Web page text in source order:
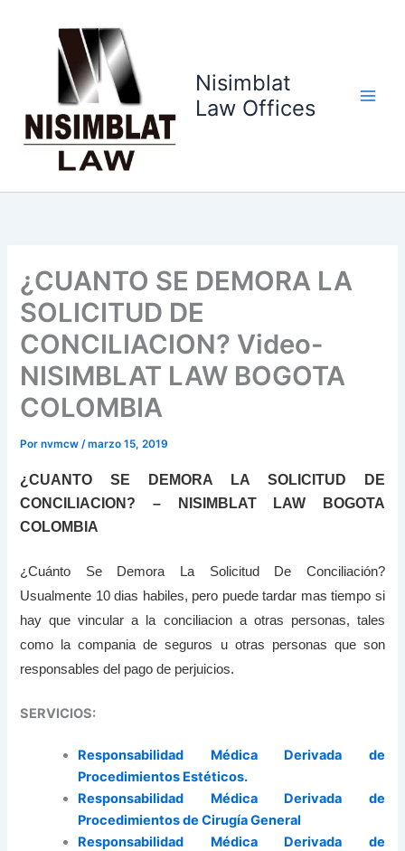
contenido
Nisimblat
Law Offices
¿CUANTO SE DEMORA LA
SOLICITUD DE
CONCILIACION? Video-
NISIMBLAT LAW BOGOTA
COLOMBIA
Pornvmcw/marzo 15, 2019
¿CUANTO SE DEMORA LA SOLICITUD DE
CONCILIACION? – NISIMBLAT LAW BOGOTA
COLOMBIA
¿Cuánto Se Demora La Solicitud De Conciliación?
Usualmente 10 dias habiles, pero puede tardar mas tiempo si
hay que vincular a la conciliacion a otras personas, tales
como la compania de seguros u otras personas que son
responsables del pago de perjuicios.
SERVICIOS:
Responsabilidad Médica Derivada de
Procedimientos Estéticos.
Responsabilidad Médica Derivada de
Procedimientos de Cirugía General
Responsabilidad Médica Derivada de